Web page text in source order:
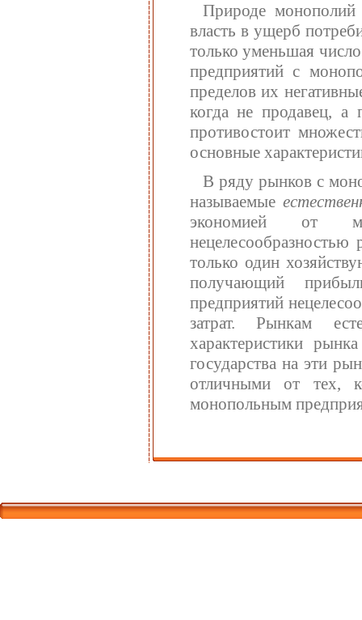
Природе монополий
власть в ущерб
только уменьшая
предприятий с
пределов их
когда не продавец, а
противостоит
основные
В ряду рынков с
называемые
экономией от
только один
получающий
предприятий
затрат. Рынкам
характеристики
государства на эти
отличными от тех,
монопольным